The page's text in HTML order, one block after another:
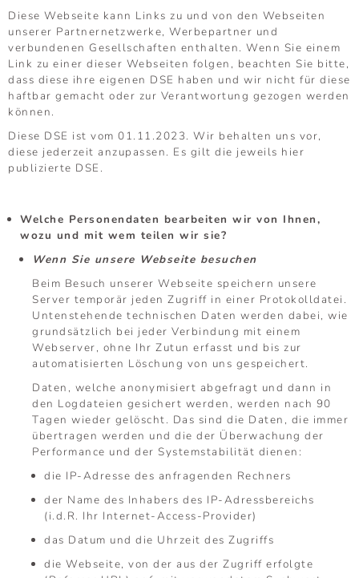
Diese Webseite kann Links zu und von den Webseiten
unserer Partnernetzwerke, Werbepartner und
verbundenen Gesellschaften enthalten. Wenn Sie einem
Link zu einer dieser Webseiten folgen, beachten Sie bitte,
dass diese ihre eigenen DSE haben und wir nicht für diese
haftbar gemacht oder zur Verantwortung gezogen werden
können.
Diese DSE ist vom 01.11.2023. Wir behalten uns vor,
diese jederzeit anzupassen. Es gilt die jeweils hier
publizierte DSE.
Welche Personendaten bearbeiten wir von Ihnen,
wozu und mit wem teilen wir sie?
Wenn Sie unsere Webseite besuchen
Beim Besuch unserer Webseite speichern unsere
Server temporär jeden Zugriff in einer Protokolldatei.
Untenstehende technischen Daten werden dabei, wie
grundsätzlich bei jeder Verbindung mit einem
Webserver, ohne Ihr Zutun erfasst und bis zur
automatisierten Löschung von uns gespeichert.
Daten, welche anonymisiert abgefragt und dann in
den Logdateien gesichert werden, werden nach 90
Tagen wieder gelöscht. Das sind die Daten, die immer
übertragen werden und die der Überwachung der
Performance und der Systemstabilität dienen:
die IP-Adresse des anfragenden Rechners
der Name des Inhabers des IP-Adressbereichs
(i.d.R. Ihr Internet-Access-Provider)
das Datum und die Uhrzeit des Zugriffs
die Webseite, von der aus der Zugriff erfolgte